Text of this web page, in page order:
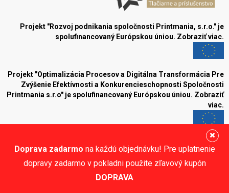
Doprava zadarmo na každú objednávku! Pre uplatnenie
dopravy zadarmo v pokladni použite zľavový kupón
DOPRAVA
Projekt "Rozvoj podnikania spoločnosti Printmania, s.r.o." je
spolufinancovaný Európskou úniou. Zobraziť viac.
Projekt "Optimalizácia Procesov a Digitálna Transformácia Pre
Zvýšenie Efektívnosti a Konkurencieschopnosti Spoločnosti
Printmania s.r.o" je spolufinancovaný Európskou úniou. Zobraziť
viac.
Blog
NajReklama.sk - tvorba eshopu